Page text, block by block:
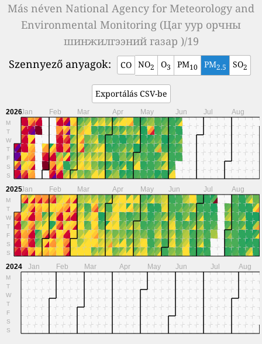
Más néven National Agency for Meteorology and
Environmental Monitoring (Цаг уур орчны
шинжилгээний газар )/19
Szennyező anyagok:
CO NO2 O3 PM10 PM2.5 SO2
Exportálás CSV-be
2026
M
T
W
T
F
S
S
Jan Feb Mar Apr May Jun Jul Aug
2025
M
T
W
T
F
S
S
Jan Feb Mar Apr May Jun Jul Aug
2024
M
T
W
T
F
S
S
Jan Feb Mar Apr May Jun Jul Aug